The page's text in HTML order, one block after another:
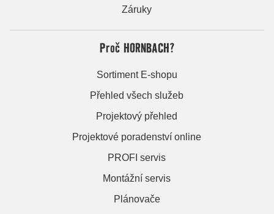
Záruky
Proč HORNBACH?
Sortiment E-shopu
Přehled všech služeb
Projektový přehled
Projektové poradenství online
PROFI servis
Montážní servis
Plánovače